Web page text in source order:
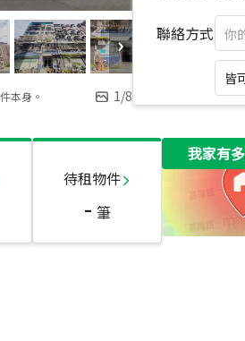
本身。 1/8
聯絡方式
皆
待租物件
- 筆
我家有